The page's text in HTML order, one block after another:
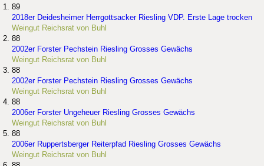
89
2018er Deidesheimer Herrgottsacker Riesling VDP. Erste Lage trocken
Weingut Reichsrat von Buhl
88
2002er Forster Pechstein Riesling Grosses Gewächs
Weingut Reichsrat von Buhl
88
2002er Forster Pechstein Riesling Grosses Gewächs
Weingut Reichsrat von Buhl
88
2006er Forster Ungeheuer Riesling Grosses Gewächs
Weingut Reichsrat von Buhl
88
2006er Ruppertsberger Reiterpfad Riesling Grosses Gewächs
Weingut Reichsrat von Buhl